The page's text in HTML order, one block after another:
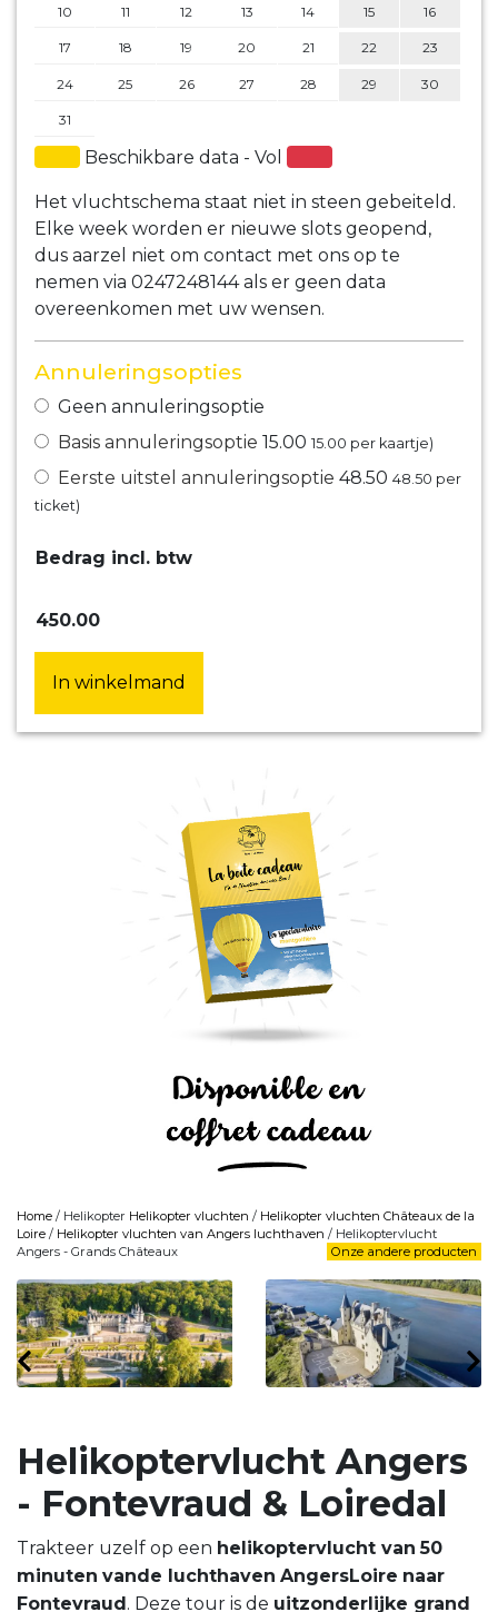
10 11 12 13 14 15 16
17 18 19 20 21 22 23
24 25 26 27 28 29 30
31
Beschikbare data - Vol
Het vluchtschema staat niet in steen gebeiteld.
Elke week worden er nieuwe slots geopend,
dus aarzel niet om contact met ons op te
nemen via 0247248144 als er geen data
overeenkomen met uw wensen.
Annuleringsopties
Geen annuleringsoptie
Basis annuleringsoptie 15.00 15.00 per kaartje)
Eerste uitstel annuleringsoptie 48.50 48.50 per
ticket)
Bedrag incl. btw
450.00
In winkelmand
Home / Helikopter Helikopter vluchten / Helikopter vluchten Châteaux de la
Loire / Helikopter vluchten van Angers luchthaven / Helikoptervlucht
Angers - Grands Châteaux
Onze andere producten
Helikoptervlucht Angers
- Fontevraud & Loiredal
Trakteer uzelf op een helikoptervlucht van 50
minuten vande luchthaven AngersLoire naar
Fontevraud. Deze tour is de uitzonderlijke grand